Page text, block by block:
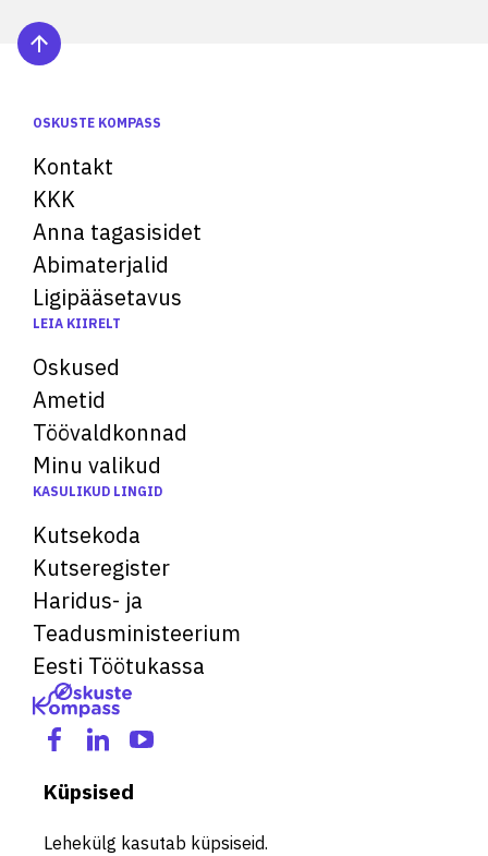
OSKUSTE KOMPASS
Kontakt
KKK
Anna tagasisidet
Abimaterjalid
Ligipääsetavus
LEIA KIIRELT
Oskused
Ametid
Töövaldkonnad
Minu valikud
KASULIKUD LINGID
Kutsekoda
Kutseregister
Haridus- ja
Teadusministeerium
Eesti Töötukassa
Küpsised
Lehekülg kasutab küpsiseid.